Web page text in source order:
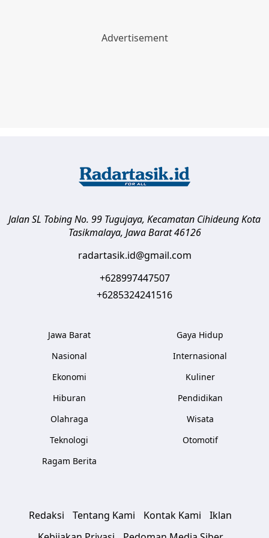
Jalan SL Tobing No. 99 Tugujaya, Kecamatan CihideungKota
Tasikmalaya, Jawa Barat 46126
radartasik.id@gmail.com
+628997447507
+6285324241516
Jawa Barat
Nasional
Ekonomi
Hiburan
Olahraga
Teknologi
Ragam Berita
Gaya Hidup
Internasional
Kuliner
Pendidikan
Wisata
Otomotif
Redaksi Tentang Kami Kontak Kami
Iklan